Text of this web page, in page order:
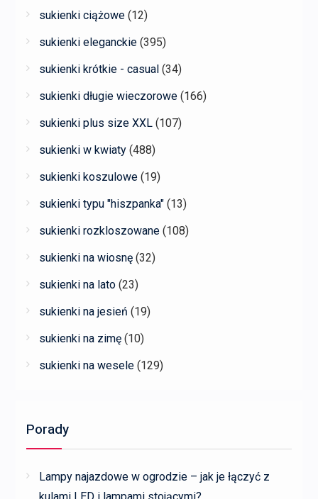
sukienki ciążowe (12)
sukienki eleganckie (395)
sukienki krótkie - casual (34)
sukienki długie wieczorowe (166)
sukienki plus size XXL (107)
sukienki w kwiaty (488)
sukienki koszulowe (19)
sukienki typu "hiszpanka" (13)
sukienki rozkloszowane (108)
sukienki na wiosnę (32)
sukienki na lato (23)
sukienki na jesień (19)
sukienki na zimę (10)
sukienki na wesele (129)
Porady
Lampy najazdowe w ogrodzie – jak je łączyć z